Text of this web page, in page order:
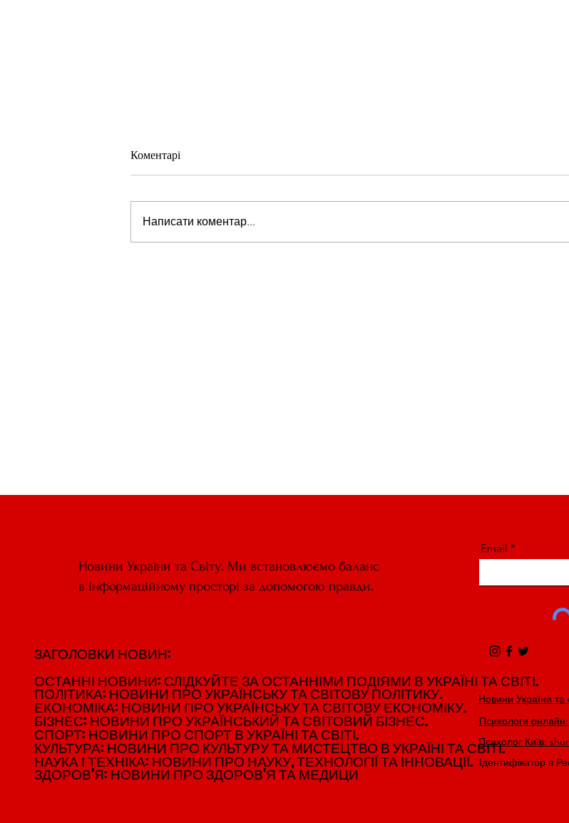
Коментарі
Написати коментар...
Новини України та Світу. Ми встановлюємо баланс
в інформаційному просторі за допомогою правди.
ЗАГОЛОВКИ НОВИН:
ОСТАННІ НОВИНИ: СЛІДКУЙТЕ ЗА ОСТАННІМИ ПОДІЯМИ В УКРАЇНІ ТА СВІТІ.
ПОЛІТИКА: НОВИНИ ПРО УКРАЇНСЬКУ ТА СВІТОВУ ПОЛІТИКУ.
ЕКОНОМІКА: НОВИНИ ПРО УКРАЇНСЬКУ ТА СВІТОВУ ЕКОНОМІКУ.
БІЗНЕС: НОВИНИ ПРО УКРАЇНСЬКИЙ ТА СВІТОВИЙ БІЗНЕС.
СПОРТ: НОВИНИ ПРО СПОРТ В УКРАЇНІ ТА СВІТІ.
КУЛЬТУРА: НОВИНИ ПРО КУЛЬТУРУ ТА МИСТЕЦТВО В УКРАЇНІ ТА СВІТІ.
НАУКА І ТЕХНІКА: НОВИНИ ПРО НАУКУ, ТЕХНОЛОГІЇ ТА ІННОВАЦІЇ.
ЗДОРОВ'Я: НОВИНИ ПРО ЗДОРОВ'Я ТА МЕДИЦИ
ЗАГОЛОВКИ НОВИН:
ОСТАННІ НОВИНИ: СЛІДКУЙТЕ ЗА ОСТАННІМИ ПОДІЯМИ В УКРАЇНІ ТА СВІТІ.
ПОЛІТИКА: НОВИНИ ПРО УКРАЇНСЬКУ ТА СВІТОВУ ПОЛІТИКУ.
ЕКОНОМІКА: НОВИНИ ПРО УКРАЇНСЬКУ ТА СВІТОВУ ЕКОНОМІКУ.
БІЗНЕС: НОВИНИ ПРО УКРАЇНСЬКИЙ ТА СВІТОВИЙ БІЗНЕС.
СПОРТ: НОВИНИ ПРО СПОРТ В УКРАЇНІ ТА СВІТІ.
КУЛЬТУРА: НОВИНИ ПРО КУЛЬТУРУ ТА МИСТЕЦТВО В УКРАЇНІ ТА СВІТІ.
НАУКА І ТЕХНІКА: НОВИНИ ПРО НАУКУ, ТЕХНОЛОГІЇ ТА ІННОВАЦІЇ.
ЗДОРОВ'Я: НОВИНИ ПРО ЗДОРОВ'Я ТА МЕДИЦИ
Email
Новини України та
Психологи
Психолог Київ:
Ідентифікатор в